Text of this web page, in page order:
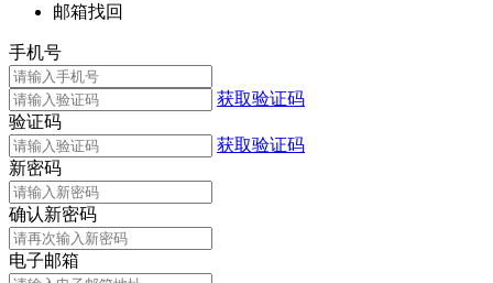
邮箱找回
手机号
获取验证码
验证码
获取验证码
新密码
确认新密码
电子邮箱